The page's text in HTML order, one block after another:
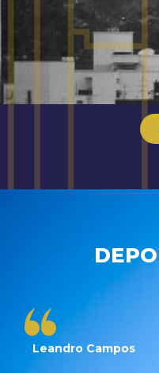
Leandro Campos